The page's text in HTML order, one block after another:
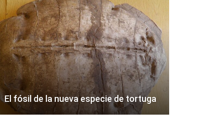
El fósil de la nueva especie de tortuga